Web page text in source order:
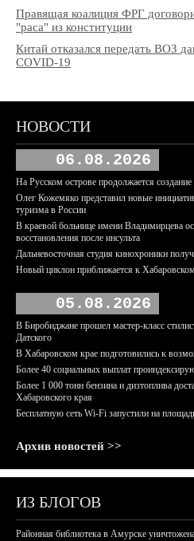
Правящая коалиция ФРГ
"раса" из конституции
Китай отказался передать ВОЗ
COVID-19
НОВОСТИ
06.08.2026
На Русском острове продолжается
Олег Кожемяко представил новые
туризма в России
В краевой больнице имени Владимирцева
восстановления после инсульта
Дальневосточная студия кинохроники
Новый циклон приближается к
05.08.2026
В Биробиджане прошел мастер-класс
Датского
В Хабаровском крае подготовились к
Более 40 социальных выплат
Более 1 000 тонн бензина и дизтоплива
Хабаровского края
Бесплатную сеть Wi-Fi запустили на
Архив новостей >>
ИЗ БЛОГОВ
Районная библиотека в Амурске